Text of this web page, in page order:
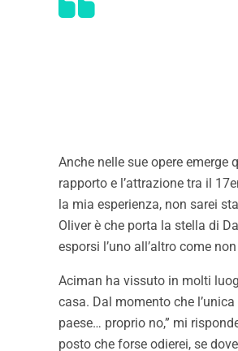
Anche nelle sue opere emerge
rapporto e l’attrazione tra il
la mia esperienza, non sarei
Oliver è che porta la stella di
esporsi l’uno all’altro come
Aciman ha vissuto in molti
casa. Dal momento che
paese… proprio no,” mi
posto che forse odierei, se